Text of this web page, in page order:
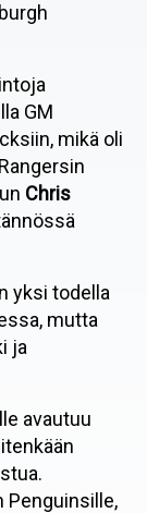
GM
mikä oli
Chris
yksi todella
mutta
ja
avautuu
Penguinsille,